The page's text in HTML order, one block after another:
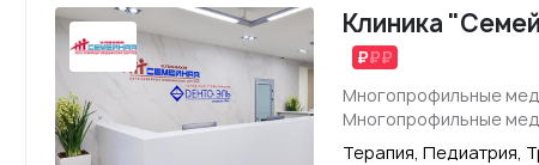
Клиника
Многопрофильные
Многопрофильные
Терапия, Педиатрия,